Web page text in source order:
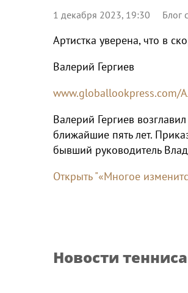
1 декабря 2023, 19:30 Блог
Артистка уверена, что в
Валерий Гергиев
www.globallookpress.com/
Валерий Гергиев
ближайшие пять лет.
бывший руководитель
Открыть "«Многое
Новости тенниса